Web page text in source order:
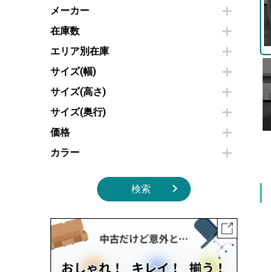
プリンター・コピー機
コートハンガー・ポールハンガー
傘立て
食器棚・キッチンキャビネット
オフィスアクセサリーその他
カウンターテーブル
センターテーブル・サイドテーブル
カフェテーブル
ソファ
シェルフ
ダストボックス（ゴミ箱）
インテリア家具その他
冷蔵庫・洗濯機
空気清浄機・加湿器
電子レンジ
液晶テレビ・モニター類
エアコン
照明機器
季節家電
その他キッチン家電・オフィス家電
メーカー
在庫数
エリア別在庫
サイズ(幅)
サイズ(高さ)
サイズ(奥行)
価格
カラー
検索